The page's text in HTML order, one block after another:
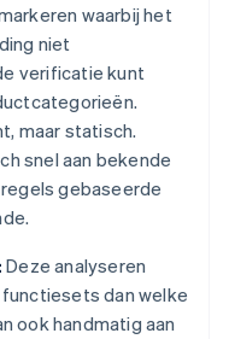
waarbij het
niet
verificatie kunt
maar statisch.
snel aan bekende
gebaseerde
Deze analyseren
dan welke
ook handmatig aan